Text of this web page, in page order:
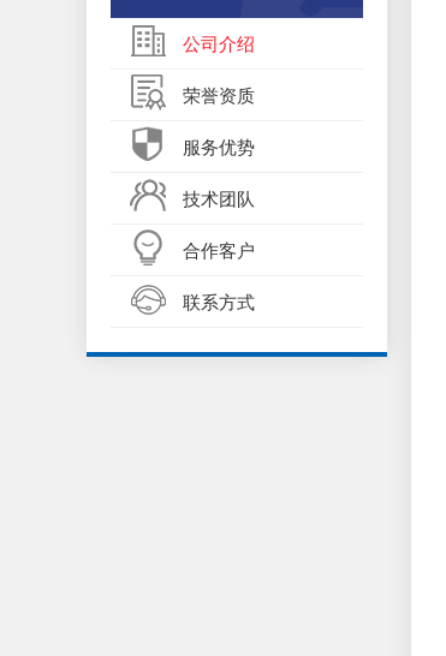
公司介绍
荣誉资质
服务优势
技术团队
合作客户
联系方式